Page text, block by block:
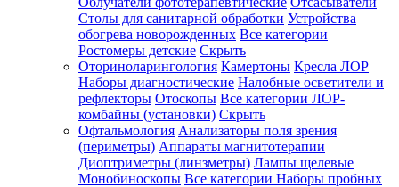
Столы для санитарной обработки Устройства
обогрева новорожденных Все категории
Ростомеры детские Скрыть
Оториноларингология Камертоны Кресла ЛОР
Наборы диагностические Налобные осветители и
рефлекторы Отоскопы Все категории ЛОР-
комбайны (установки) Скрыть
Офтальмология Анализаторы поля зрения
(периметры) Аппараты магнитотерапии
Диоптриметры (линзметры) Лампы щелевые
Монобиноскопы Все категории Наборы пробных